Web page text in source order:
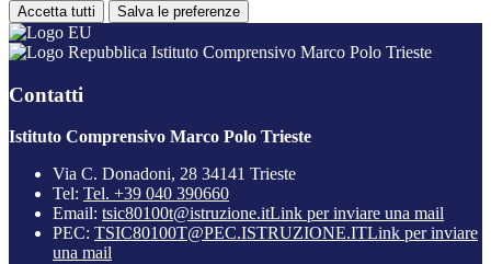
Accetta tutti Salva le preferenze
Istituto Comprensivo Marco Polo Trieste
Contatti
Istituto Comprensivo Marco Polo Trieste
Via C. Donadoni, 28 34141 Trieste
Tel: Tel. +39 040 390660
Email: tsic80100t@istruzione.itLink per inviare una mail
PEC: TSIC80100T@PEC.ISTRUZIONE.ITLink per inviare
una mail